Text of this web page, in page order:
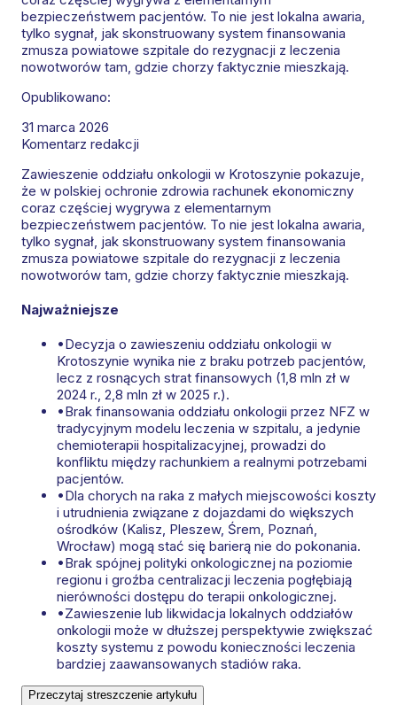
bezpieczeństwem pacjentów. To nie jest lokalna awaria,
tylko sygnał, jak skonstruowany system finansowania
zmusza powiatowe szpitale do rezygnacji z leczenia
nowotworów tam, gdzie chorzy faktycznie mieszkają.
Opublikowano:
31 marca 2026
Komentarz redakcji
Zawieszenie oddziału onkologii w Krotoszynie pokazuje,
że w polskiej ochronie zdrowia rachunek ekonomiczny
coraz częściej wygrywa z elementarnym
bezpieczeństwem pacjentów. To nie jest lokalna awaria,
tylko sygnał, jak skonstruowany system finansowania
zmusza powiatowe szpitale do rezygnacji z leczenia
nowotworów tam, gdzie chorzy faktycznie mieszkają.
Najważniejsze
•Decyzja o zawieszeniu oddziału onkologii w
Krotoszynie wynika nie z braku potrzeb pacjentów,
lecz z rosnących strat finansowych (1,8 mln zł w
2024 r., 2,8 mln zł w 2025 r.).
•Brak finansowania oddziału onkologii przez NFZ w
tradycyjnym modelu leczenia w szpitalu, a jedynie
chemioterapii hospitalizacyjnej, prowadzi do
konfliktu między rachunkiem a realnymi potrzebami
pacjentów.
•Dla chorych na raka z małych miejscowości koszty
i utrudnienia związane z dojazdami do większych
ośrodków (Kalisz, Pleszew, Śrem, Poznań,
Wrocław) mogą stać się barierą nie do pokonania.
•Brak spójnej polityki onkologicznej na poziomie
regionu i groźba centralizacji leczenia pogłębiają
nierówności dostępu do terapii onkologicznej.
•Zawieszenie lub likwidacja lokalnych oddziałów
onkologii może w dłuższej perspektywie zwiększać
koszty systemu z powodu konieczności leczenia
bardziej zaawansowanych stadiów raka.
Przeczytaj streszczenie artykułu